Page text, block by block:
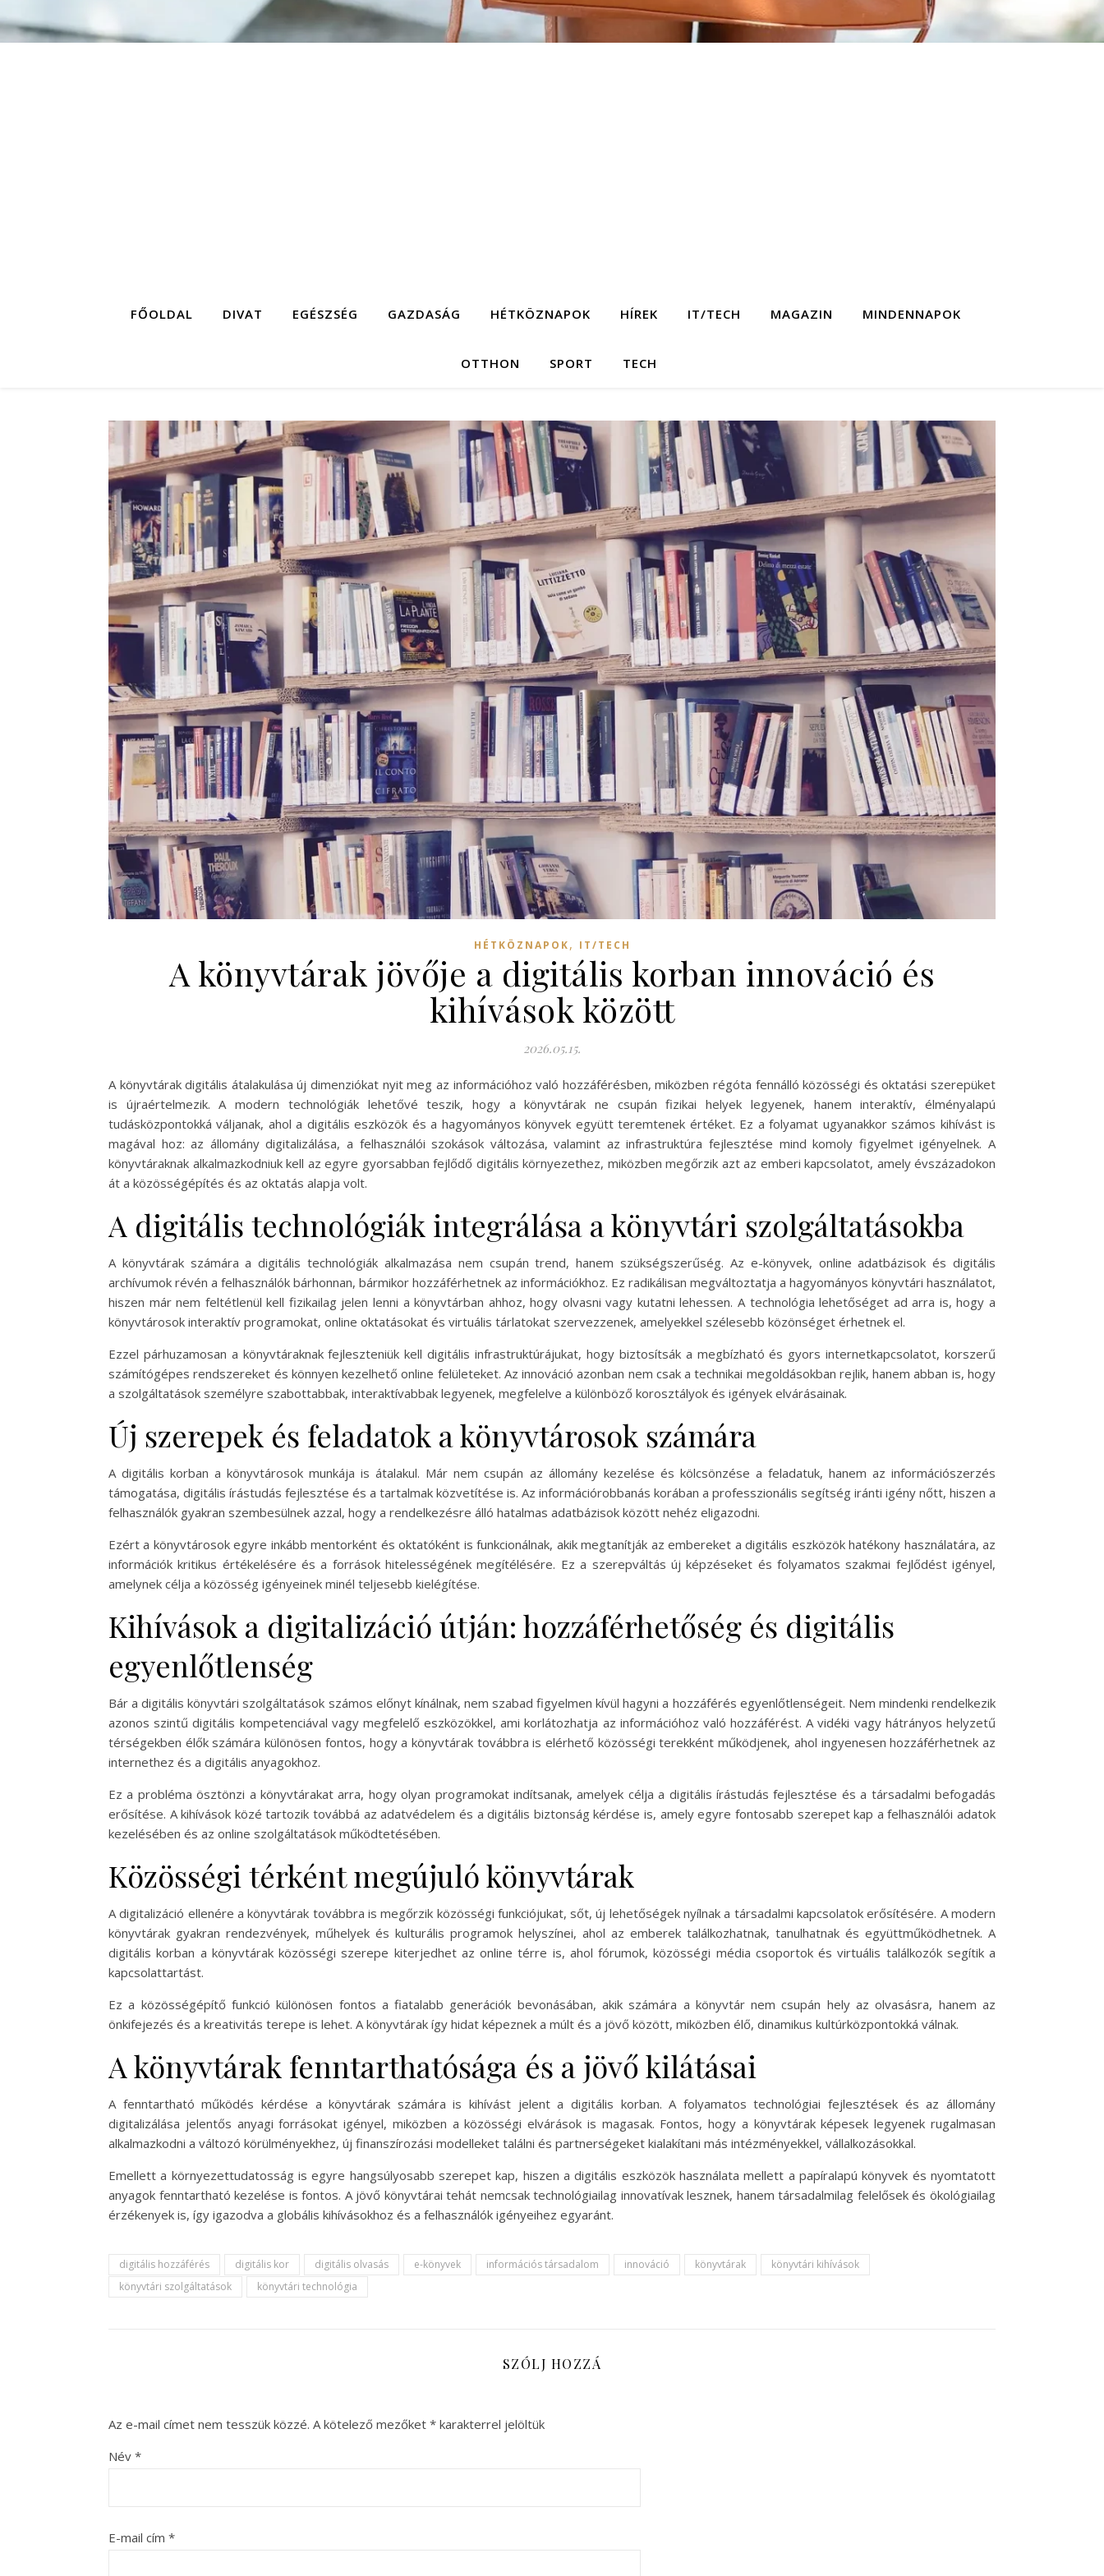
FŐOLDAL DIVAT EGÉSZSÉG GAZDASÁG HÉTKÖZNAPOK HÍREK IT/TECH MAGAZIN MINDENNAPOK
OTTHON SPORT TECH
HÉTKÖZNAPOK, IT/TECH
A könyvtárak jövője a digitális korban innováció és
kihívások között
2026.05.15.
A könyvtárak digitális átalakulása új dimenziókat nyit meg az információhoz való hozzáférésben, miközben régóta fennálló közösségi és oktatási szerepüket
is újraértelmezik. A modern technológiák lehetővé teszik, hogy a könyvtárak ne csupán fizikai helyek legyenek, hanem interaktív, élményalapú
tudásközpontokká váljanak, ahol a digitális eszközök és a hagyományos könyvek együtt teremtenek értéket. Ez a folyamat ugyanakkor számos kihívást is
magával hoz: az állomány digitalizálása, a felhasználói szokások változása, valamint az infrastruktúra fejlesztése mind komoly figyelmet igényelnek. A
könyvtáraknak alkalmazkodniuk kell az egyre gyorsabban fejlődő digitális környezethez, miközben megőrzik azt az emberi kapcsolatot, amely évszázadokon
át a közösségépítés és az oktatás alapja volt.
A digitális technológiák integrálása a könyvtári szolgáltatásokba
A könyvtárak számára a digitális technológiák alkalmazása nem csupán trend, hanem szükségszerűség. Az e-könyvek, online adatbázisok és digitális
archívumok révén a felhasználók bárhonnan, bármikor hozzáférhetnek az információkhoz. Ez radikálisan megváltoztatja a hagyományos könyvtári használatot,
hiszen már nem feltétlenül kell fizikailag jelen lenni a könyvtárban ahhoz, hogy olvasni vagy kutatni lehessen. A technológia lehetőséget ad arra is, hogy a
könyvtárosok interaktív programokat, online oktatásokat és virtuális tárlatokat szervezzenek, amelyekkel szélesebb közönséget érhetnek el.
Ezzel párhuzamosan a könyvtáraknak fejleszteniük kell digitális infrastruktúrájukat, hogy biztosítsák a megbízható és gyors internetkapcsolatot, korszerű
számítógépes rendszereket és könnyen kezelhető online felületeket. Az innováció azonban nem csak a technikai megoldásokban rejlik, hanem abban is, hogy
a szolgáltatások személyre szabottabbak, interaktívabbak legyenek, megfelelve a különböző korosztályok és igények elvárásainak.
Új szerepek és feladatok a könyvtárosok számára
A digitális korban a könyvtárosok munkája is átalakul. Már nem csupán az állomány kezelése és kölcsönzése a feladatuk, hanem az információszerzés
támogatása, digitális írástudás fejlesztése és a tartalmak közvetítése is. Az információrobbanás korában a professzionális segítség iránti igény nőtt, hiszen a
felhasználók gyakran szembesülnek azzal, hogy a rendelkezésre álló hatalmas adatbázisok között nehéz eligazodni.
Ezért a könyvtárosok egyre inkább mentorként és oktatóként is funkcionálnak, akik megtanítják az embereket a digitális eszközök hatékony használatára, az
információk kritikus értékelésére és a források hitelességének megítélésére. Ez a szerepváltás új képzéseket és folyamatos szakmai fejlődést igényel,
amelynek célja a közösség igényeinek minél teljesebb kielégítése.
Kihívások a digitalizáció útján: hozzáférhetőség és digitális
egyenlőtlenség
Bár a digitális könyvtári szolgáltatások számos előnyt kínálnak, nem szabad figyelmen kívül hagyni a hozzáférés egyenlőtlenségeit. Nem mindenki rendelkezik
azonos szintű digitális kompetenciával vagy megfelelő eszközökkel, ami korlátozhatja az információhoz való hozzáférést. A vidéki vagy hátrányos helyzetű
térségekben élők számára különösen fontos, hogy a könyvtárak továbbra is elérhető közösségi terekként működjenek, ahol ingyenesen hozzáférhetnek az
internethez és a digitális anyagokhoz.
Ez a probléma ösztönzi a könyvtárakat arra, hogy olyan programokat indítsanak, amelyek célja a digitális írástudás fejlesztése és a társadalmi befogadás
erősítése. A kihívások közé tartozik továbbá az adatvédelem és a digitális biztonság kérdése is, amely egyre fontosabb szerepet kap a felhasználói adatok
kezelésében és az online szolgáltatások működtetésében.
Közösségi térként megújuló könyvtárak
A digitalizáció ellenére a könyvtárak továbbra is megőrzik közösségi funkciójukat, sőt, új lehetőségek nyílnak a társadalmi kapcsolatok erősítésére. A modern
könyvtárak gyakran rendezvények, műhelyek és kulturális programok helyszínei, ahol az emberek találkozhatnak, tanulhatnak és együttműködhetnek. A
digitális korban a könyvtárak közösségi szerepe kiterjedhet az online térre is, ahol fórumok, közösségi média csoportok és virtuális találkozók segítik a
kapcsolattartást.
Ez a közösségépítő funkció különösen fontos a fiatalabb generációk bevonásában, akik számára a könyvtár nem csupán hely az olvasásra, hanem az
önkifejezés és a kreativitás terepe is lehet. A könyvtárak így hidat képeznek a múlt és a jövő között, miközben élő, dinamikus kultúrközpontokká válnak.
A könyvtárak fenntarthatósága és a jövő kilátásai
A fenntartható működés kérdése a könyvtárak számára is kihívást jelent a digitális korban. A folyamatos technológiai fejlesztések és az állomány
digitalizálása jelentős anyagi forrásokat igényel, miközben a közösségi elvárások is magasak. Fontos, hogy a könyvtárak képesek legyenek rugalmasan
alkalmazkodni a változó körülményekhez, új finanszírozási modelleket találni és partnerségeket kialakítani más intézményekkel, vállalkozásokkal.
Emellett a környezettudatosság is egyre hangsúlyosabb szerepet kap, hiszen a digitális eszközök használata mellett a papíralapú könyvek és nyomtatott
anyagok fenntartható kezelése is fontos. A jövő könyvtárai tehát nemcsak technológiailag innovatívak lesznek, hanem társadalmilag felelősek és ökológiailag
érzékenyek is, így igazodva a globális kihívásokhoz és a felhasználók igényeihez egyaránt.
digitális hozzáférés digitális kor digitális olvasás e-könyvek információs társadalom innováció könyvtárak
könyvtári kihívások
könyvtári szolgáltatások
könyvtári technológia
SZÓLJ HOZZÁ
Az e-mail címet nem tesszük közzé. A kötelező mezőket * karakterrel jelöltük
Név *
E-mail cím *